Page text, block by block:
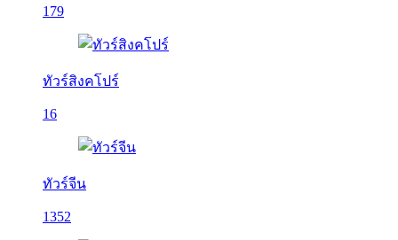
179
ทัวร์สิงคโปร์
16
ทัวร์จีน
1352